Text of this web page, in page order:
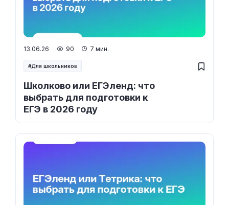
Школково или ЕГЭленд: что
выбрать для подготовки к
ЕГЭ в 2026 году
13.06.26 90 7 мин.
Для школьников